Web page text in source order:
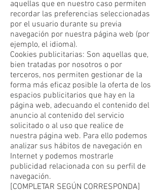
aquellas que en nuestro caso permiten
recordar las preferencias seleccionadas
por el usuario durante su previa
navegación por nuestra página web (por
ejemplo, el idioma).
Cookies publicitarias: Son aquellas que,
bien tratadas por nosotros o por
terceros, nos permiten gestionar de la
forma más eficaz posible la oferta de los
espacios publicitarios que hay en la
página web, adecuando el contenido del
anuncio al contenido del servicio
solicitado o al uso que realice de
nuestra página web. Para ello podemos
analizar sus hábitos de navegación en
Internet y podemos mostrarle
publicidad relacionada con su perfil de
navegación.
[COMPLETAR SEGÚN CORRESPONDA]